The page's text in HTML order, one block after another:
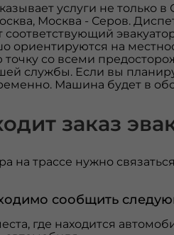
услуги не только
Москва - Серов.
ориентируются на
со всеми
службы. Если вы
Машина будет в
заказ
на трассе нужно
сообщить
где находится